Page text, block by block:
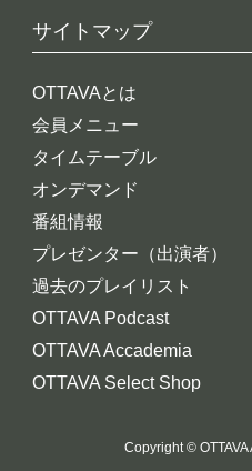
サイトマップ
OTTAVAとは
会員メニュー
タイムテーブル
オンデマンド
番組情報
プレゼンター（出演者）
過去のプレイリスト
OTTAVA Podcast
OTTAVA Accademia
OTTAVA Select Shop
Copyright ©